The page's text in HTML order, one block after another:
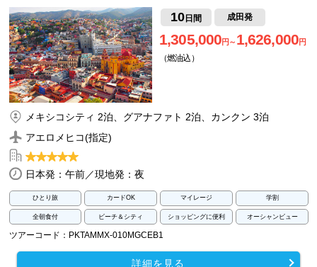
10日間 成田発
1,305,000円～ 1,626,000円
（燃油込）
メキシコシティ 2泊、グアナファト 2泊、カンクン 3泊
アエロメヒコ(指定)
日本発：午前／現地発：夜
ひとり旅 カードOK マイレージ 学割
全朝食付 ビーチ＆シティ ショッピングに便利 オーシャンビュー
ツアーコード：PKTAMMX-010MGCEB1
詳細を見る